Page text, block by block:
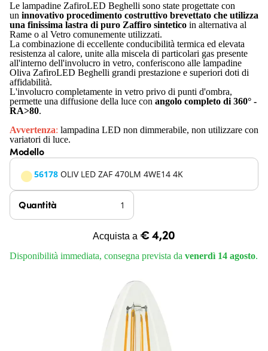
Le lampadine ZafiroLED Beghelli sono state progettate con
un innovativo procedimento costruttivo brevettato che utilizza
una finissima lastra di puro Zaffiro sintetico in alternativa al
Rame o al Vetro comunemente utilizzati.
La combinazione di eccellente conducibilità termica ed elevata
resistenza al calore, unite alla miscela di particolari gas presente
all'interno dell'involucro in vetro, conferiscono alle lampadine
Oliva ZafiroLED Beghelli grandi prestazione e superiori doti di
affidabilità.
L'involucro completamente in vetro privo di punti d'ombra,
permette una diffusione della luce con angolo completo di 360° -
RA>80.
Avvertenza: lampadina LED non dimmerabile, non utilizzare con
variatori di luce.
Modello
56178 OLIV LED ZAF 470LM 4WE14 4K
Quantità
Acquista a € 4,20
Disponibilità immediata, consegna prevista da venerdì 14 agosto.